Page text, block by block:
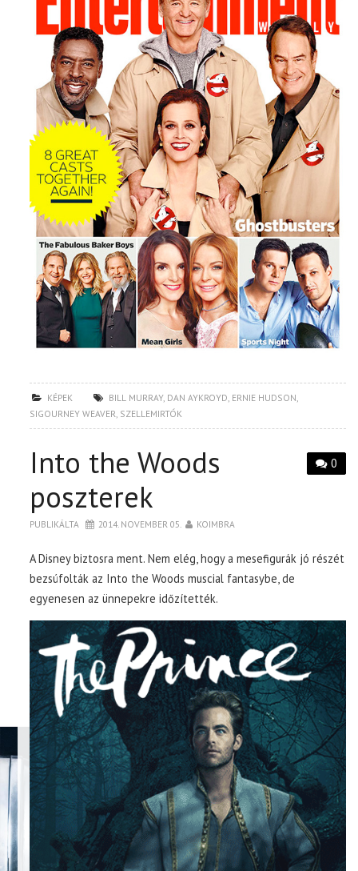
KÉPEK BILL MURRAY, DAN AYKROYD, ERNIE HUDSON,
SIGOURNEY WEAVER, SZELLEMIRTÓK
0
Into the Woods
poszterek
PUBLIKÁLTA 2014. NOVEMBER 05. KOIMBRA
A Disney biztosra ment. Nem elég, hogy a mesefigurák jó részét
bezsúfolták az Into the Woods muscial fantasybe, de
egyenesen az ünnepekre időzítették.